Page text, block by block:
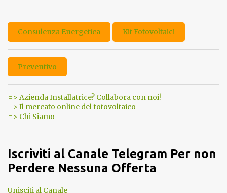
Consulenza Energetica Kit Fotovoltaici
Preventivo
=> Azienda Installatrice? Collabora con noi!
=> Il mercato online del fotovoltaico
=> Chi Siamo
Iscriviti al Canale Telegram Per non
Perdere Nessuna Offerta
Unisciti al Canale